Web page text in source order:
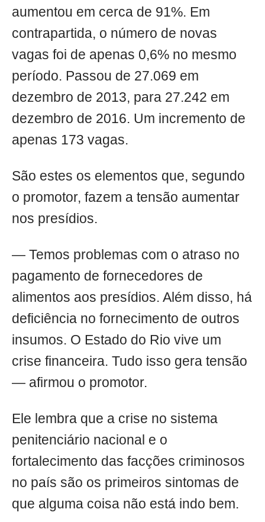
aumentou em cerca de 91%. Em
contrapartida, o número de novas
vagas foi de apenas 0,6% no mesmo
período. Passou de 27.069 em
dezembro de 2013, para 27.242 em
dezembro de 2016. Um incremento de
apenas 173 vagas.
São estes os elementos que, segundo
o promotor, fazem a tensão aumentar
nos presídios.
— Temos problemas com o atraso no
pagamento de fornecedores de
alimentos aos presídios. Além disso, há
deficiência no fornecimento de outros
insumos. O Estado do Rio vive um
crise financeira. Tudo isso gera tensão
— afirmou o promotor.
Ele lembra que a crise no sistema
penitenciário nacional e o
fortalecimento das facções criminosos
no país são os primeiros sintomas de
que alguma coisa não está indo bem.